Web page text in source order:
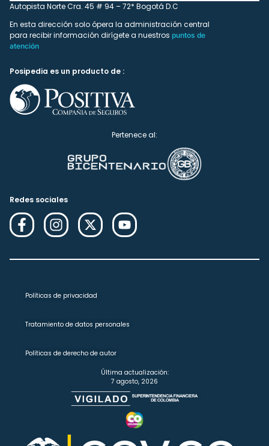
Autopista Norte Cra. 45 # 94 – 72* Bogotá D.C
En esta dirección solo ópera la administración central
para recibir información dirígete a nuestros puntos de
atención
Posipedia es un producto de :
Pertenece al:
Redes sociales
Políticas de privacidad
Tratamiento de datos personales
Políticas de derecho de autor
Última actualización:
7 agosto, 2026